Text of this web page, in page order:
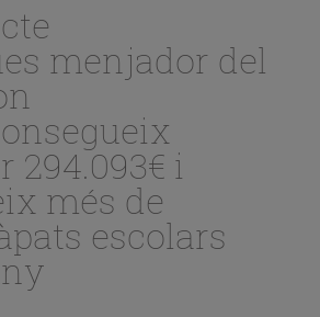
menjador del
294.093€ i
més de
escolars